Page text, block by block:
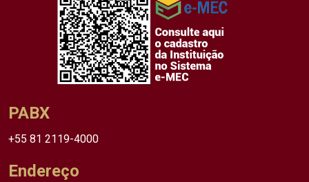
PABX
+55 81 2119-4000
Endereço